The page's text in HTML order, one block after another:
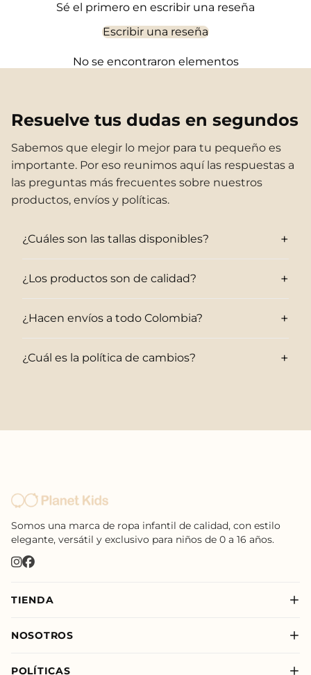
Sé el primero en escribir una reseña
Escribir una reseña
No se encontraron elementos
Resuelve tus dudas en segundos
Sabemos que elegir lo mejor para tu pequeño es
importante. Por eso reunimos aquí las respuestas a
las preguntas más frecuentes sobre nuestros
productos, envíos y políticas.
¿Cuáles son las tallas disponibles? +
¿Los productos son de calidad? +
¿Hacen envíos a todo Colombia? +
¿Cuál es la política de cambios? +
Somos una marca de ropa infantil de calidad, con estilo
elegante, versátil y exclusivo para niños de 0 a 16 años.
TIENDA
Niño
NOSOTROS
POLÍTICAS